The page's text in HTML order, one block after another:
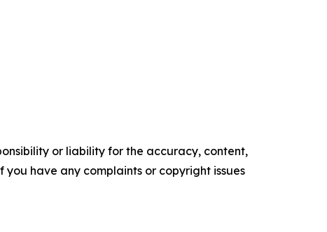
or liability for the accuracy, content,
have any complaints or copyright issues